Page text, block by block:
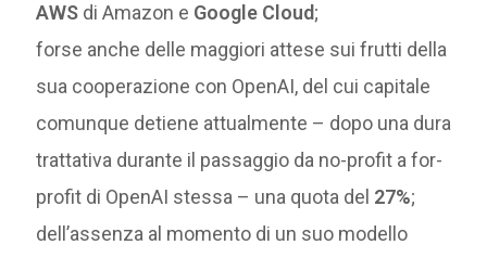
AWS di Amazon e Google Cloud;
forse anche delle maggiori attese sui frutti della
sua cooperazione con OpenAI, del cui capitale
comunque detiene attualmente – dopo una dura
trattativa durante il passaggio da no-profit a for-
profit di OpenAI stessa – una quota del 27%;
dell’assenza al momento di un suo modello